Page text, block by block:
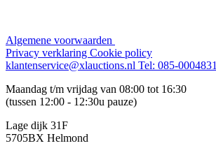
Algemene voorwaarden
Privacy verklaring Cookie policy
klantenservice@xlauctions.nl Tel: 085-0004831
Maandag t/m vrijdag van 08:00 tot 16:30
(tussen 12:00 - 12:30u pauze)
Lage dijk 31F
5705BX Helmond